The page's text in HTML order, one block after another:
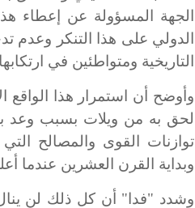
الجهة المسؤولة عن إعطاء
الدولي على هذا التنكر وعدم
التاريخية ومتواطئين في
وأوضح أن استمرار هذا الواقع
لحق به من ويلات بسبب وعد
توازنات القوى والمصالح
وبداية القرن العشرين عندما
وشدد "فدا" أن كل ذلك لن ينال